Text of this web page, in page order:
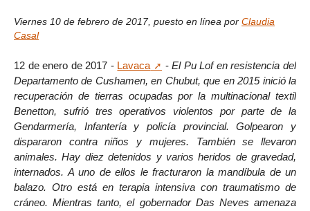
Viernes 10 de febrero de 2017, puesto en línea por Claudia
Casal
12 de enero de 2017 - Lavaca -El Pu Lof en resistencia del
Departamento de Cushamen, en Chubut, que en 2015 inició la
recuperación de tierras ocupadas por la multinacional textil
Benetton, sufrió tres operativos violentos por parte de la
Gendarmería, Infantería y policía provincial. Golpearon y
dispararon contra niños y mujeres. También se llevaron
animales. Hay diez detenidos y varios heridos de gravedad,
internados. A uno de ellos le fracturaron la mandíbula de un
balazo. Otro está en terapia intensiva con traumatismo de
cráneo. Mientras tanto, el gobernador Das Neves amenaza